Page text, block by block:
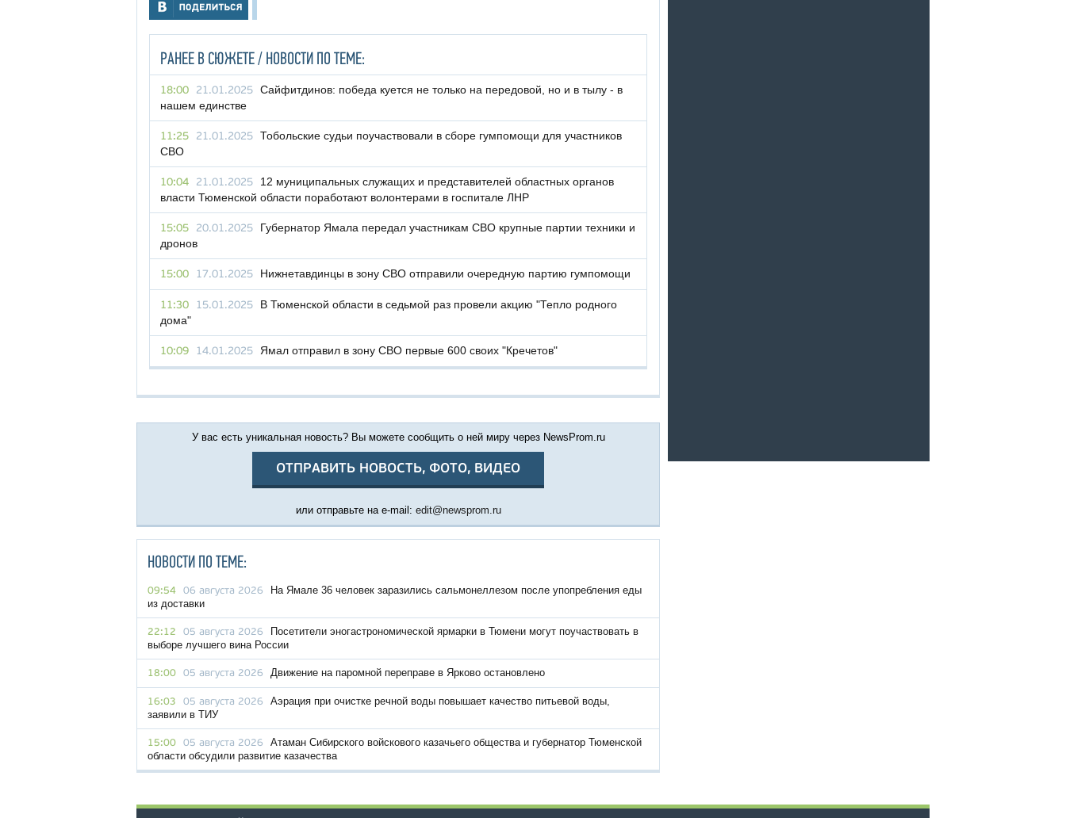
РАНЕЕ В СЮЖЕТЕ / НОВОСТИ ПО ТЕМЕ:
18:00 21.01.2025 Сайфитдинов: победа куется не только на передовой, но и в тылу - в
нашем единстве
11:25 21.01.2025 Тобольские судьи поучаствовали в сборе гумпомощи для участников
СВО
10:04 21.01.2025
12 муниципальных служащих и представителей областных органов
власти Тюменской области поработают волонтерами в госпитале ЛНР
15:05 20.01.2025
Губернатор Ямала передал участникам СВО крупные партии техники и
дронов
15:00 17.01.2025 Нижнетавдинцы в зону СВО отправили очередную партию гумпомощи
11:30 15.01.2025
В Тюменской области в седьмой раз провели акцию "Тепло родного
дома"
10:09 14.01.2025 Ямал отправил в зону СВО первые 600 своих "Кречетов"
У вас есть уникальная новость? Вы можете сообщить о ней миру через NewsProm.ru
ОТПРАВИТЬ НОВОСТЬ, ФОТО, ВИДЕО
или отправьте на e-mail: edit@newsprom.ru
НОВОСТИ ПО ТЕМЕ:
09:54 06 августа 2026
На Ямале 36 человек заразились сальмонеллезом после упопребления еды
из доставки
22:12 05 августа 2026
Посетители эногастрономической ярмарки в Тюмени могут поучаствовать в
выборе лучшего вина России
18:00 05 августа 2026 Движение на паромной переправе в Ярково остановлено
16:03 05 августа 2026
Аэрация при очистке речной воды повышает качество питьевой воды,
заявили в ТИУ
15:00 05 августа 2026
Атаман Сибирского войскового казачьего общества и губернатор Тюменской
области обсудили развитие казачества